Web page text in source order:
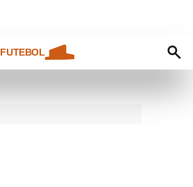
FUTEBOL